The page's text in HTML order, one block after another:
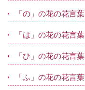
「の」の花の花言葉
「は」の花の花言葉
「ひ」の花の花言葉
「ふ」の花の花言葉